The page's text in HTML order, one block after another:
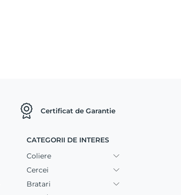
Certificat de Garantie
CATEGORII DE INTERES
Coliere
Cercei
Bratari